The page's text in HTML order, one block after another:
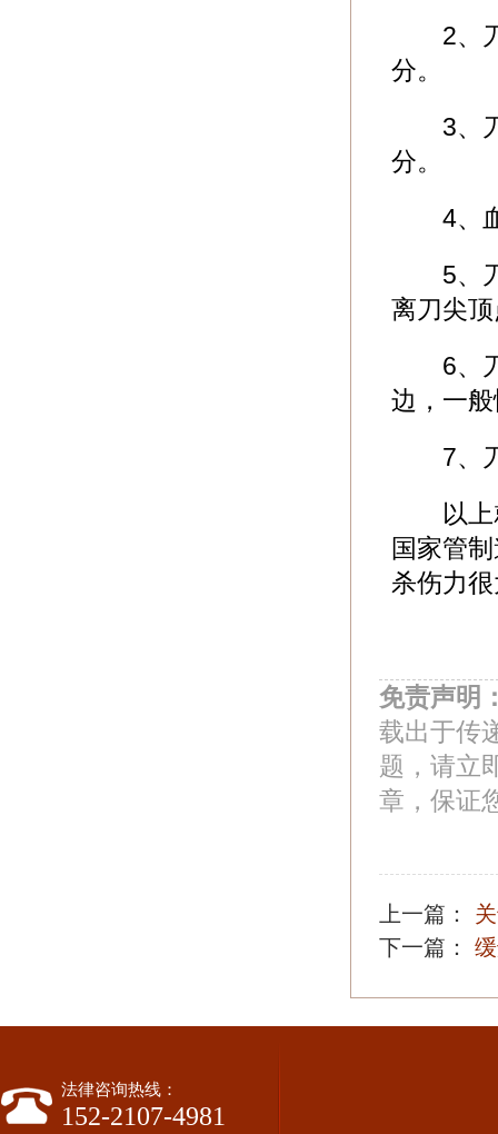
2、刀
分。
3、刀
分。
4、血
5、刀
离刀尖
6、刀
边，一
7、刀
以上
国家管
杀伤力
免责声明
载出于传
题，请立
章，保证
上一篇：
下一篇：
法律咨询热线：
152-2107-4981